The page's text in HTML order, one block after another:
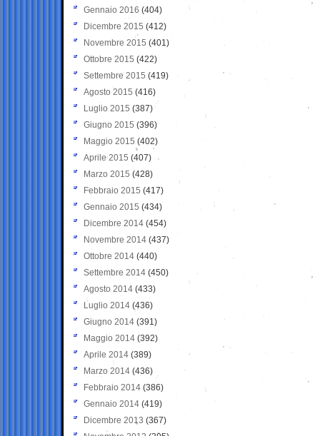
Gennaio 2016 (404)
Dicembre 2015 (412)
Novembre 2015 (401)
Ottobre 2015 (422)
Settembre 2015 (419)
Agosto 2015 (416)
Luglio 2015 (387)
Giugno 2015 (396)
Maggio 2015 (402)
Aprile 2015 (407)
Marzo 2015 (428)
Febbraio 2015 (417)
Gennaio 2015 (434)
Dicembre 2014 (454)
Novembre 2014 (437)
Ottobre 2014 (440)
Settembre 2014 (450)
Agosto 2014 (433)
Luglio 2014 (436)
Giugno 2014 (391)
Maggio 2014 (392)
Aprile 2014 (389)
Marzo 2014 (436)
Febbraio 2014 (386)
Gennaio 2014 (419)
Dicembre 2013 (367)